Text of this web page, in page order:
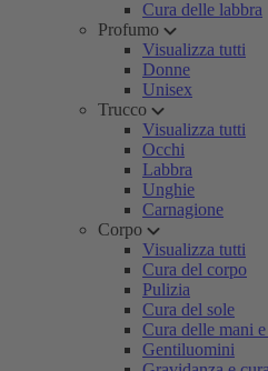
Cura delle labbra
Profumo
Visualizza tutti
Donne
Unisex
Trucco
Visualizza tutti
Occhi
Labbra
Unghie
Carnagione
Corpo
Visualizza tutti
Cura del corpo
Pulizia
Cura del sole
Cura delle mani
Gentiluomini